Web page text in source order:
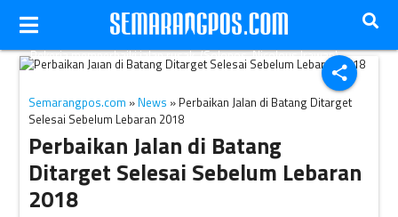
share
Pekerja memperbaiki jalan rusak. (Solopos-Nicolous Irawan)
Semarangpos.com » News » Perbaikan Jalan di Batang Ditarget
Selesai Sebelum Lebaran 2018
Perbaikan Jalan di Batang
Ditarget Selesai Sebelum Lebaran
2018